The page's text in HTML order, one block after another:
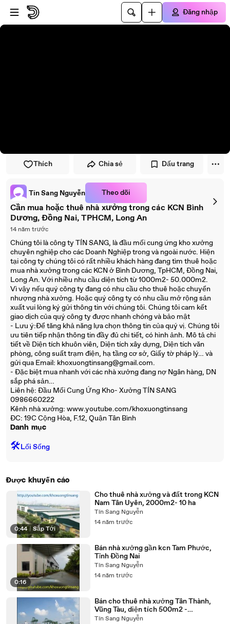
Đi đến trình phát
Đi đến nội dung chính
Đăng nhập
Thích Chia sẻ Dấu trang
Tín Sang Nguyễn Theo dõi
Cần mua hoặc thuê nhà xưởng trong các KCN Bình
Dương, Đồng Nai, TPHCM, Long An
14 năm trước
Chúng tôi là công ty TÍN SANG, là đầu mối cung ứng kho xưởng
chuyên nghiệp cho các Doanh Nghiệp trong và ngoài nước. Hiện
tại công ty chúng tôi có rất nhiều khách hàng đang tìm thuê hoặc
mua nhà xưởng trong các KCN ở Bình Dương, TpHCM, Đồng Nai,
Long An. Với nhiều nhu cầu diện tích từ 1000m2- 50.000m2.
Vì vậy nếu quý công ty đang có nhu cầu cho thuê hoặc chuyển
nhượng nhà xưởng. Hoặc quý công ty có nhu cầu mở rộng sản
xuất vui lòng ký gửi thông tin với chúng tôi. Chúng tôi cam kết
giao dịch của quý công ty được nhanh chóng và bảo mật
- Lưu ý:Để tăng khả năng lựa chọn thông tin của quý vị. Chúng tôi
ưu tiên tiếp nhận thông tin đầy đủ chi tiết, có hình ảnh. Mô tả chi
tiết về Diện tích khuôn viên, Diện tích xây dựng, Diện tích văn
phòng, công suất trạm điện, hạ tầng cơ sở, Giấy tờ pháp lý… và
gửi qua Email: khoxuongtinsang@gmail.com.
- Đặc biệt mua nhanh với các nhà xưởng đang nợ Ngân hàng, DN
sắp phá sản…
Liên hệ: Đầu Mối Cung Ứng Kho- Xưởng TÍN SANG
0986660222
Kênh nhà xưởng: www.youtube.com/khoxuongtinsang
ĐC: 19C Cộng Hòa, F.12, Quận Tân Bình
Danh mục
🛠️Lối Sống
Được khuyến cáo
0:44 Sắp Tới
Cho thuê nhà xưởng và đất trong KCN
Nam Tân Uyên, 2000m2- 10 ha
Tín Sang Nguyễn
14 năm trước
0:16
Bán nhà xưởng gần kcn Tam Phước,
Tỉnh Đồng Nai
Tín Sang Nguyễn
14 năm trước
Bán cho thuê nhà xưởng Tân Thành,
Vũng Tàu, diện tích 500m2 -
50.000m2
Tín Sang Nguyễn